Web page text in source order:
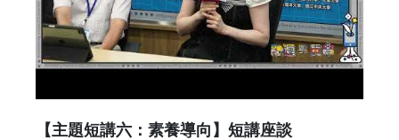
【主題短講六：素養導向】短講座談